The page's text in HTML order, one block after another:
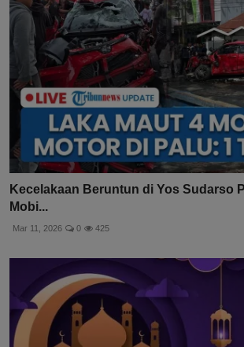
Kecelakaan Beruntun di Yos Sudarso
Mobi...
Mar 11, 2026 0 425